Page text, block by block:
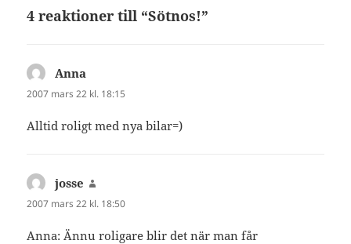
4 reaktioner till “Sötnos!”
Anna
2007 mars 22 kl. 18:15
Alltid roligt med nya bilar=)
josse
2007 mars 22 kl. 18:50
Anna: Ännu roligare blir det när man får